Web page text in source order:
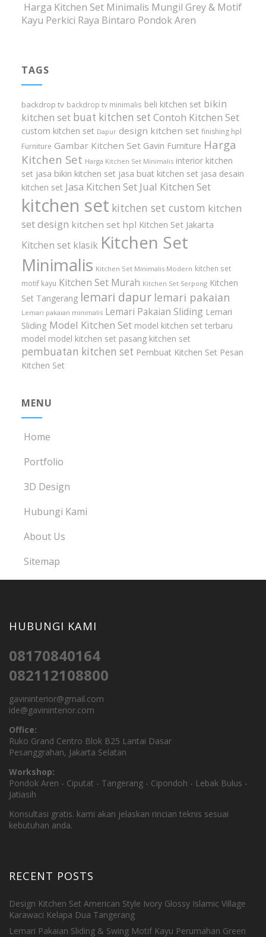
Harga Kitchen Set Minimalis Mungil Grey & Motif
Kayu Perkici Raya Bintaro Pondok Aren
TAGS
backdrop tv backdrop tv minimalis beli kitchen set bikin
kitchen set buat kitchen set Contoh Kitchen Set
custom kitchen set Dapur design kitchen set finishing hpl
Furniture Gambar Kitchen Set Gavin Furniture Harga
Kitchen Set Harga Kitchen Set Minimalis interior kitchen
set jasa bikin kitchen set jasa buat kitchen set jasa desain
kitchen set Jasa Kitchen Set Jual Kitchen Set
kitchen set kitchen set custom kitchen
set design kitchen set hpl Kitchen Set Jakarta
Kitchen set klasik Kitchen Set
Minimalis Kitchen Set Minimalis Modern kitchen set
motif kayu Kitchen Set Murah Kitchen Set Serpong Kitchen
Set Tangerang lemari dapur lemari pakaian
Lemari pakaian minimalis Lemari Pakaian Sliding Lemari
Sliding Model Kitchen Set model kitchen set terbaru
model model kitchen set pasang kitchen set
pembuatan kitchen set Pembuat Kitchen Set Pesan
Kitchen Set
MENU
Home
Portfolio
3D Design
Hubungi Kami
About Us
Sitemap
HUBUNGI KAMI
08170840164
082112108800
gavininterior@gmail.com
ide@gavininterior.com
Office:
Ruko Grand Centro Blok B25 Lantai Dasar
Pesanggrahan, Jakarta Selatan
Workshop:
Pondok Aren - Ciputat - Tangerang - Cipondoh - Lebak Bulus -
Jatiasih
Konsultasi gratis. kami akan jelaskan rincian teknis sesuai
kebutuhan anda.
RECENT POSTS
Design Kitchen Set American Style Ivory Glossy Islamic Village
Karawaci Kelapa Dua Tangerang
Lemari Pakaian Sliding & Swing Motif Kayu Perumahan Green